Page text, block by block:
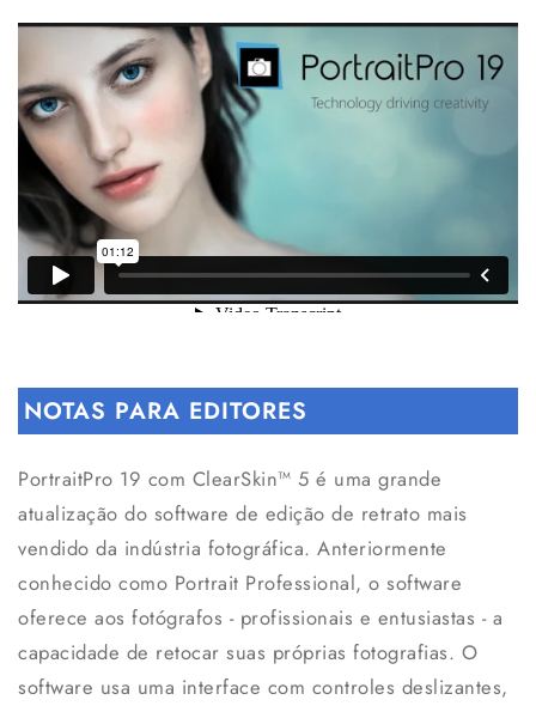
NOTAS PARA EDITORES
PortraitPro 19 com ClearSkin™ 5 é uma grande
atualização do software de edição de retrato mais
vendido da indústria fotográfica. Anteriormente
conhecido como Portrait Professional, o software
oferece aos fotógrafos - profissionais e entusiastas - a
capacidade de retocar suas próprias fotografias. O
software usa uma interface com controles deslizantes,